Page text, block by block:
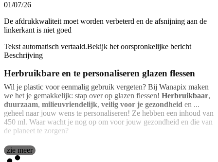
01/07/26
De afdrukkwaliteit moet worden verbeterd en de afsnijning aan de
linkerkant is niet goed
Tekst automatisch vertaald.Bekijk het oorspronkelijke bericht
Beschrijving
Herbruikbare en te personaliseren glazen flessen
Wil je plastic voor eenmalig gebruik vergeten? Bij Wanapix maken
we het je gemakkelijk: stap over op glazen flessen! Herbruikbaar,
duurzaam, milieuvriendelijk, veilig voor je gezondheid en ...
geheel naar jouw wens te personaliseren! Ze hebben een inhoud van
450 ml. Waar wacht je nog op om voor jouw gezondheid en die van
de planeet te zorgen?
Onze glazen flessen
met uw favoriete foto's, ontwerpen, tekeningen of teksten. U kunt
zie meer